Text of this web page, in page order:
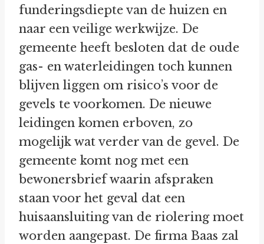
funderingsdiepte van de huizen en
naar een veilige werkwijze. De
gemeente heeft besloten dat de oude
gas- en waterleidingen toch kunnen
blijven liggen om risico’s voor de
gevels te voorkomen. De nieuwe
leidingen komen erboven, zo
mogelijk wat verder van de gevel. De
gemeente komt nog met een
bewonersbrief waarin afspraken
staan voor het geval dat een
huisaansluiting van de riolering moet
worden aangepast. De firma Baas zal